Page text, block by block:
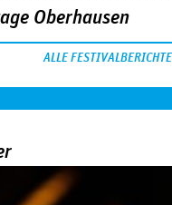
Oberhausen
ALLE FESTIVALBERICHTE